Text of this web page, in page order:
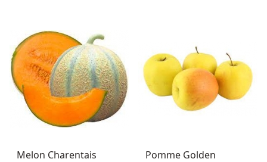
Melon Charentais
Pomme Golden